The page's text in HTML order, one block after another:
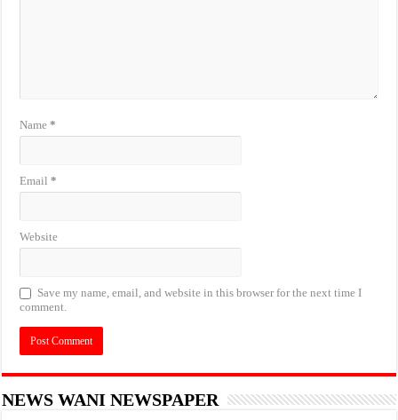
Name*
Email*
Website
Save my name, email, and website in this browser for the next time I
comment.
NEWS WANI NEWSPAPER